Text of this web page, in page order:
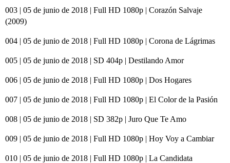
003 | 05 de junio de 2018 | Full HD 1080p | Corazón Salvaje
(2009)
004 | 05 de junio de 2018 | Full HD 1080p | Corona de Lágrimas
005 | 05 de junio de 2018 | SD 404p | Destilando Amor
006 | 05 de junio de 2018 | Full HD 1080p | Dos Hogares
007 | 05 de junio de 2018 | Full HD 1080p | El Color de la Pasión
008 | 05 de junio de 2018 | SD 382p | Juro Que Te Amo
009 | 05 de junio de 2018 | Full HD 1080p | Hoy Voy a Cambiar
010 | 05 de junio de 2018 | Full HD 1080p | La Candidata